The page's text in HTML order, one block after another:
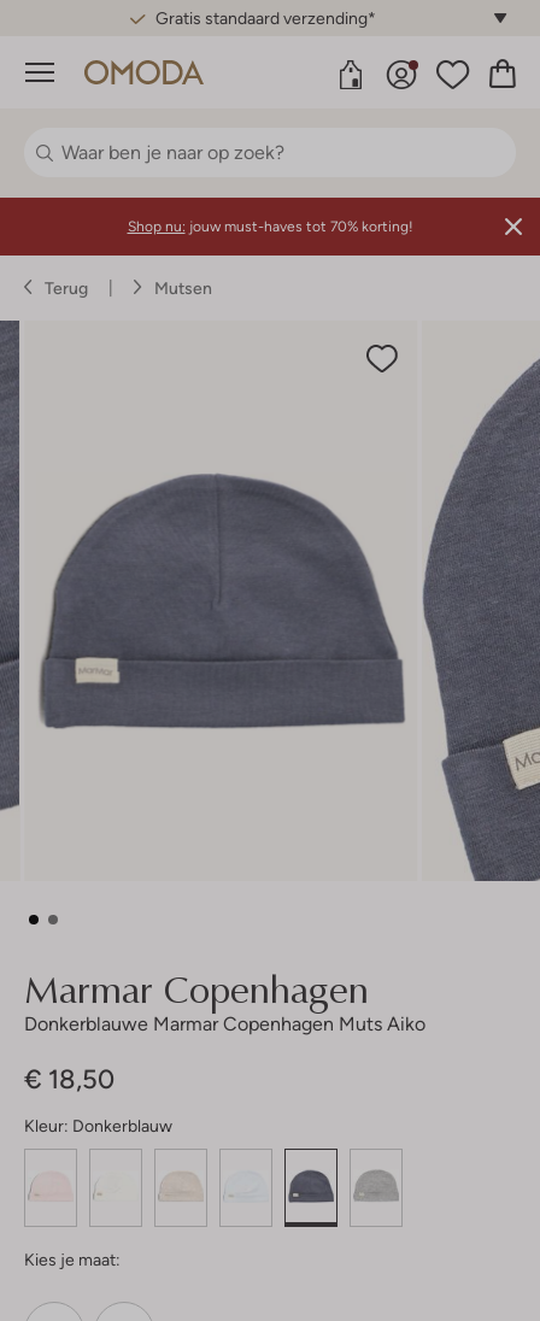
Gratis standaard verzending*
Menu
Shop nu: jouw must-haves tot 70% korting!
Terug Mutsen
Marmar Copenhagen
Donkerblauwe Marmar Copenhagen Muts Aiko
€ 18,50
Kleur: Donkerblauw
Kies je maat: